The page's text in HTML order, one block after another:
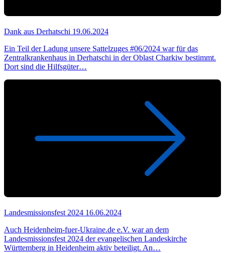
Dank aus Derhatschi 19.06.2024
Ein Teil der Ladung unsere Sattelzuges #06/2024 war für das
Zentralkrankenhaus in Derhatschi in der Oblast Charkiw bestimmt.
Dort sind die Hilfsgüter…
Landesmissionsfest 2024 16.06.2024
Auch Heidenheim-fuer-Ukraine.de e.V. war an dem
Landesmissionsfest 2024 der evangelischen Landeskirche
Württemberg in Heidenheim aktiv beteiligt. An…